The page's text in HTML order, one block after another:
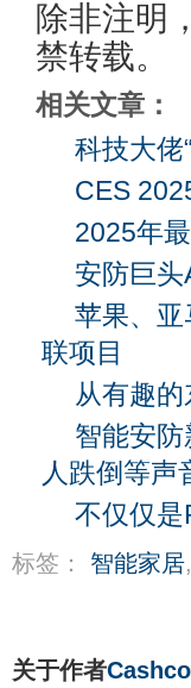
除非注明
禁转载。
相关文章：
科技大佬
CES
2025年
安防巨
苹果、
联项目
从有趣
智能安
人跌倒等声
不仅仅
标签： 智能家居,
关于作者